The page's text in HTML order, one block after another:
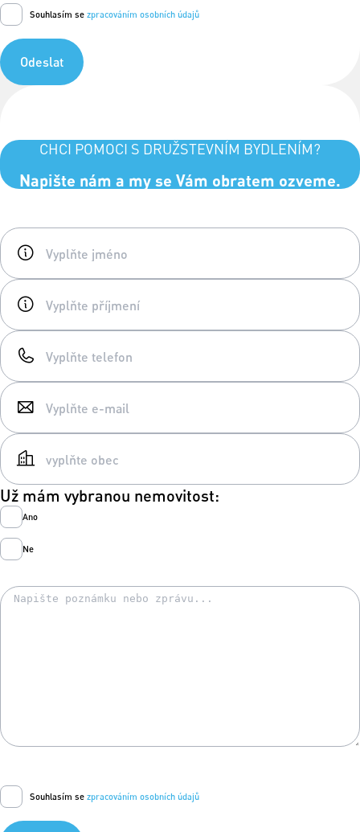
Souhlasím se zpracováním osobních údajů
Odeslat
CHCI POMOCI S DRUŽSTEVNÍM BYDLENÍM?
Napište nám a my se Vám obratem ozveme.
Už mám vybranou nemovitost:
Ano
Ne
Souhlasím se zpracováním osobních údajů